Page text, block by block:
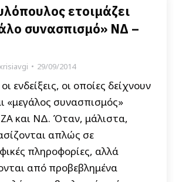
ετοιμάζει
συνασπισμό» ΝΔ –
29/09/2014
ενδείξεις, οι οποίες δείχνουν
«μεγάλος συνασπισμός»
και ΝΔ. Όταν, μάλιστα,
απλώς σε
πληροφορίες, αλλά
από προβεβλημένα